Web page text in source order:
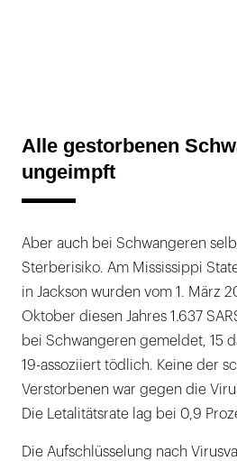
Alle gestorbenen
ungeimpft
Aber auch bei Schwangeren
Sterberisiko. Am Mississippi
in Jack­son wurden vom 1. März
Oktober diesen Jahres 1.637
bei Schwangeren gemeldet, 15
19-assoziiert tödlich. Keine der
Verstorbenen war gegen die
Die Letalitätsrate lag bei 0,9
Die Aufschlüsselung nach